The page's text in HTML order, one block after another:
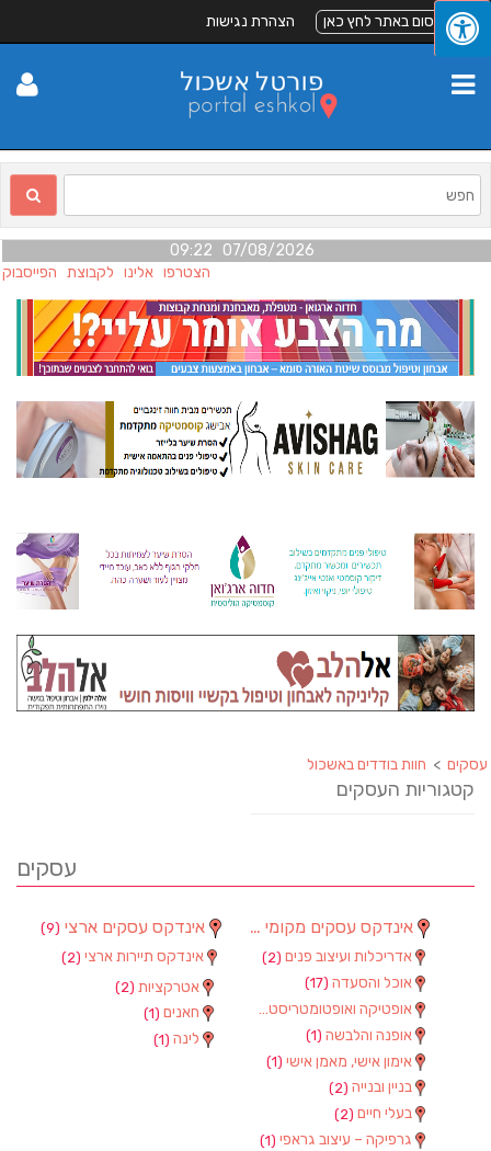
לפרסום באתר לחץ כאן הצהרת נגישות
07/08/2026 09:22
הצטרפו אלינו לקבוצת
עסקים > חוות בודדים באשכול
קטגוריות העסקים
עסקים
אינדקס עסקים ארצי (9)
אינדקס תיירות ארצי (2)
אטרקציות (2)
חאנים (1)
לינה (1)
אינדקס עסקים מקומי (90)
אדריכלות ועיצוב פנים (2)
אוכל והסעדה (17)
אופטיקה ואופטומטריסטים
אופנה והלבשה (1)
אימון אישי, מאמן אישי (1)
בניין ובנייה (2)
בעלי חיים (2)
גרפיקה – עיצוב גראפי (1)